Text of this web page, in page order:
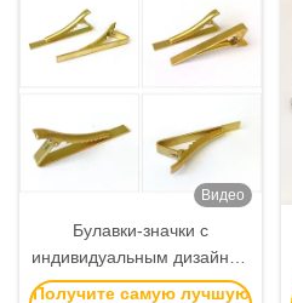
Видео
Булавки-значки с
индивидуальным дизайном
и шариковой цепочкой для
Получите самую лучшую